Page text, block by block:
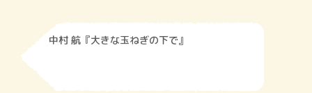
中村 航『大きな玉ねぎの下で』